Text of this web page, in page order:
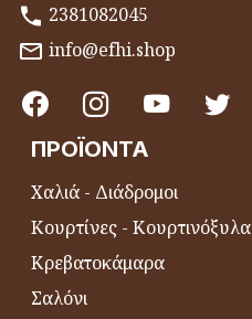
2381082045
info@efhi.shop
ΠΡΟΪΌΝΤΑ
Χαλιά - Διάδρομοι
Κουρτίνες - Κουρτινόξυλα
Κρεβατοκάμαρα
Σαλόνι